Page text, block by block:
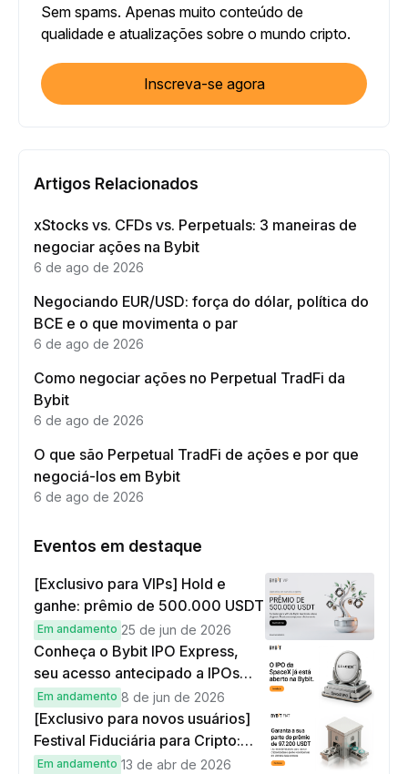
Sem spams. Apenas muito conteúdo de
qualidade e atualizações sobre o mundo cripto.
Inscreva-se agora
Artigos Relacionados
xStocks vs. CFDs vs. Perpetuals: 3 maneiras de
negociar ações na Bybit
6 de ago de 2026
Negociando EUR/USD: força do dólar, política do
BCE e o que movimenta o par
6 de ago de 2026
Como negociar ações no Perpetual TradFi da
Bybit
6 de ago de 2026
O que são Perpetual TradFi de ações e por que
negociá-los em Bybit
6 de ago de 2026
Eventos em destaque
[Exclusivo para VIPs] Hold e
ganhe: prêmio de 500.000 USDT
Em andamento 25 de jun de 2026
Conheça o Bybit IPO Express,
seu acesso antecipado a IPOs
globais
Em andamento 8 de jun de 2026
[Exclusivo para novos usuários]
Festival Fiduciária para Cripto:
complete tarefas simples e
Em andamento 13 de abr de 2026